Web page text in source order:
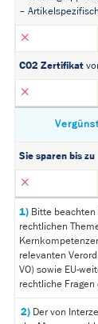
–
CO2 Zertifikat
Sie sparen bis zu
1) Bitte
rechtlichen
relevanten
VO) sowie EU-
rechtliche
2) Der von